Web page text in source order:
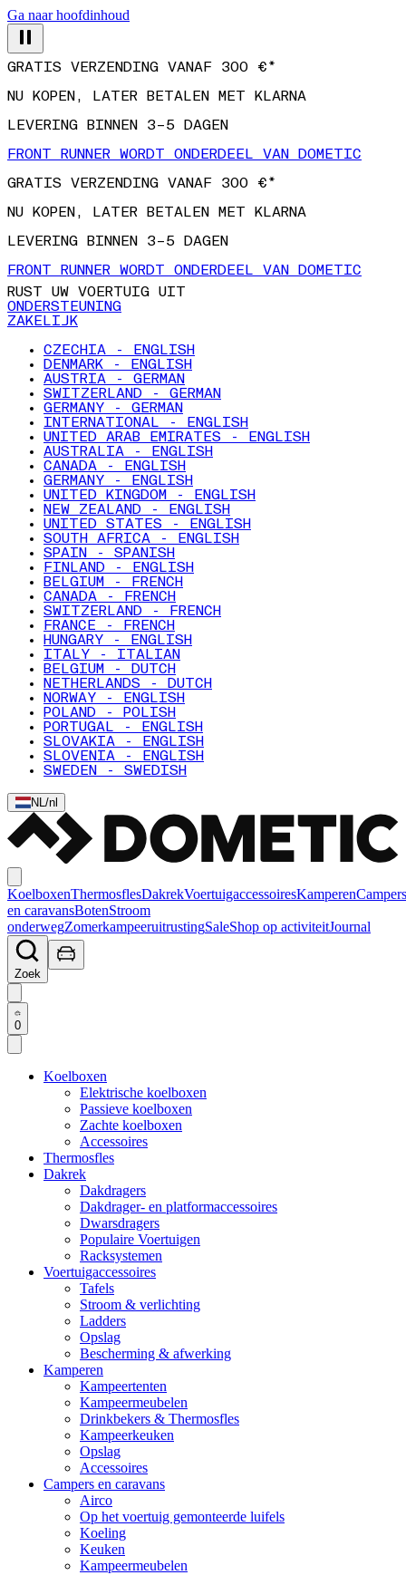
Ga naar hoofdinhoud
GRATIS VERZENDING VANAF 300 €*
NU KOPEN, LATER BETALEN MET KLARNA
LEVERING BINNEN 3–5 DAGEN
FRONT RUNNER WORDT ONDERDEEL VAN DOMETIC
GRATIS VERZENDING VANAF 300 €*
NU KOPEN, LATER BETALEN MET KLARNA
LEVERING BINNEN 3–5 DAGEN
FRONT RUNNER WORDT ONDERDEEL VAN DOMETIC
RUST UW VOERTUIG UIT
ONDERSTEUNING
ZAKELIJK
CZECHIA - ENGLISH
DENMARK - ENGLISH
AUSTRIA - GERMAN
SWITZERLAND - GERMAN
GERMANY - GERMAN
INTERNATIONAL - ENGLISH
UNITED ARAB EMIRATES - ENGLISH
AUSTRALIA - ENGLISH
CANADA - ENGLISH
GERMANY - ENGLISH
UNITED KINGDOM - ENGLISH
NEW ZEALAND - ENGLISH
UNITED STATES - ENGLISH
SOUTH AFRICA - ENGLISH
SPAIN - SPANISH
FINLAND - ENGLISH
BELGIUM - FRENCH
CANADA - FRENCH
SWITZERLAND - FRENCH
FRANCE - FRENCH
HUNGARY - ENGLISH
ITALY - ITALIAN
BELGIUM - DUTCH
NETHERLANDS - DUTCH
NORWAY - ENGLISH
POLAND - POLISH
PORTUGAL - ENGLISH
SLOVAKIA - ENGLISH
SLOVENIA - ENGLISH
SWEDEN - SWEDISH
NL/nl
KoelboxenThermosflesDakrekVoertuigaccessoiresKamperenCampers
en caravansBotenStroom
onderwegZomerkampeeruitrustingSaleShop op activiteitJournal
Zoek
0
Koelboxen
Elektrische koelboxen
Passieve koelboxen
Zachte koelboxen
Accessoires
Thermosfles
Dakrek
Dakdragers
Dakdrager- en platformaccessoires
Dwarsdragers
Populaire Voertuigen
Racksystemen
Voertuigaccessoires
Tafels
Stroom & verlichting
Ladders
Opslag
Bescherming & afwerking
Kamperen
Kampeertenten
Kampeermeubelen
Drinkbekers & Thermosfles
Kampeerkeuken
Opslag
Accessoires
Campers en caravans
Airco
Op het voertuig gemonteerde luifels
Koeling
Keuken
Kampeermeubelen